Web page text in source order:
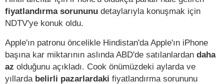
fiyatlandırma sorununu detaylarıyla konuşmak için
NDTV'ye konuk oldu.
Apple'ın patronu öncelikle Hindistan'da Apple'ın iPhone
başına kar miktarının aslında ABD'de satılanlardan daha
az olduğunu açıkladı. Cook önümüzdeki aylarda ve
yıllarda belirli pazarlardaki fiyatlandırma sorununu